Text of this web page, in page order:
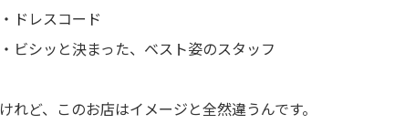
・ドレスコード
・ビシッと決まった、ベスト姿のスタッフ
けれど、このお店はイメージと全然違うんです。